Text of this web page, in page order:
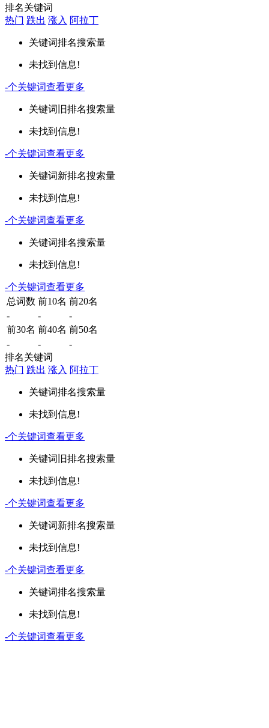
排名关键词
热门 跌出 涨入 阿拉丁
关键词排名搜索量
未找到信息!
-个关键词查看更多
关键词 旧排名搜索量
未找到信息!
-个关键词查看更多
关键词新排名搜索量
未找到信息!
-个关键词查看更多
关键词排名搜索量
未找到信息!
-个关键词查看更多
总词数 前10名 前20名
-
-
-
前30名 前40名 前50名
-
-
-
排名关键词
热门 跌出 涨入 阿拉丁
关键词排名搜索量
未找到信息!
-个关键词查看更多
关键词 旧排名搜索量
未找到信息!
-个关键词查看更多
关键词新排名搜索量
未找到信息!
-个关键词查看更多
关键词排名搜索量
未找到信息!
-个关键词查看更多